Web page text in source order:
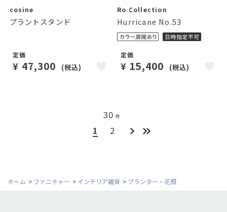
cosine
プラントスタンド
定価
¥ 47,300 (税込)
Ro Collection
Hurricane No.53
定価
¥ 15,400 (税込)
30 件
1 2
ホーム > ファニチャー > インテリア雑貨 > プランター・花瓶